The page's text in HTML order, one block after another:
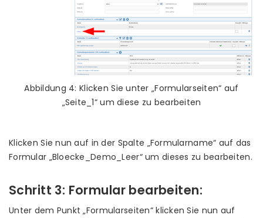
Abbildung 4: Klicken Sie unter „Formularseiten“ auf
„Seite_1“ um diese zu bearbeiten
Klicken Sie nun auf in der Spalte „Formularname“ auf das
Formular „Bloecke_Demo_Leer“ um dieses zu bearbeiten.
Schritt 3: Formular bearbeiten:
Unter dem Punkt „Formularseiten“ klicken Sie nun auf